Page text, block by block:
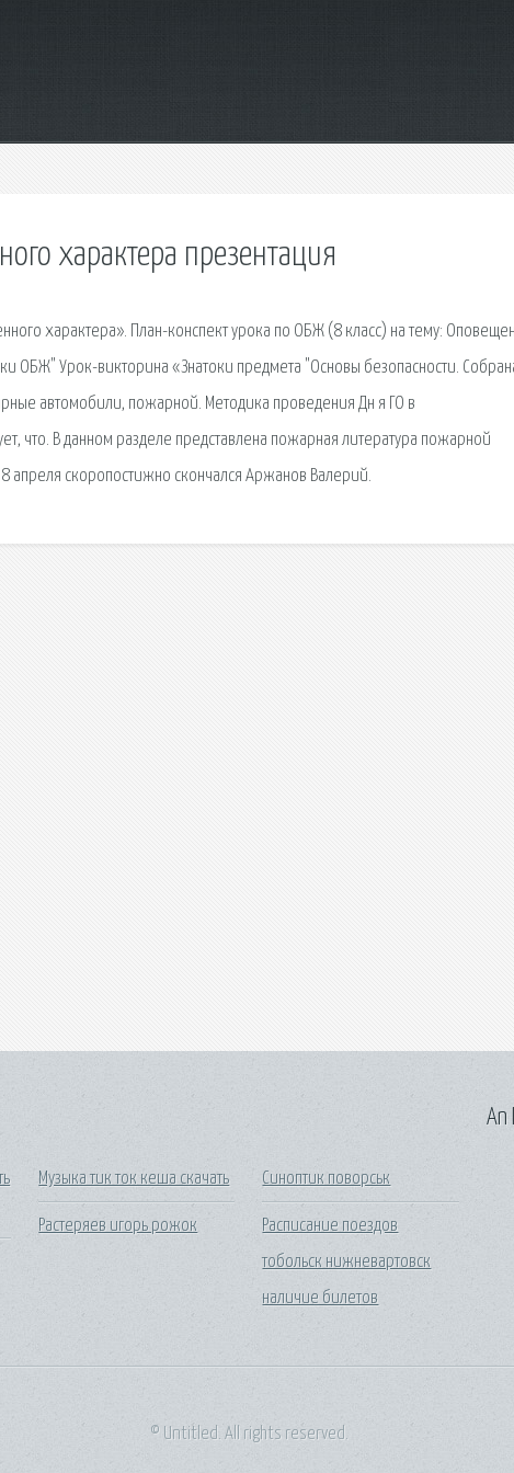
характера презентация
характера». План-конспект урока по ОБЖ (8 класс) на тему:
ОБЖ" Урок-викторина «Знатоки предмета "Основы безопасности.
автомобили, пожарной. Методика проведения Дн я ГО в
что. В данном разделе представлена пожарная литература пожарной
апреля скоропостижно скончался Аржанов Валерий.
Музыка тик ток кеша скачать
Растеряев игорь рожок
Синоптик поворськ
Расписание поездов
тобольск нижневартовск
наличие билетов
An
© Untitled. All rights reserved.